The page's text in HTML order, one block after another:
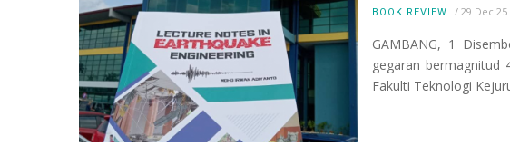
BOOK REVIEW / 29 Dec 25
GAMBANG, 1
gegaran bermagnitud
Fakulti Teknologi